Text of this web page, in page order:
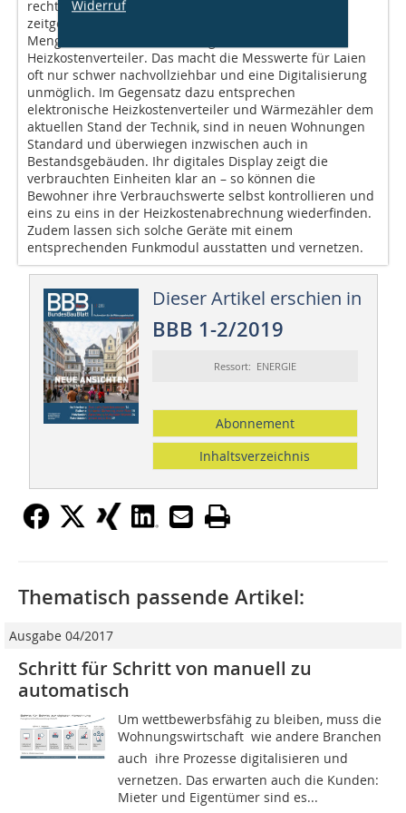
rechtlich noch zugelassen, aber längst nicht mehr
zeitgemäß. Sie messen den Verbrauch anhand der
Menge an verdunsteter Flüssigkeit im
Heizkostenverteiler. Das macht die Messwerte für Laien
oft nur schwer nachvollziehbar und eine Digitalisierung
unmöglich. Im Gegensatz dazu entsprechen
elektronische Heizkostenverteiler und Wärmezähler dem
aktuellen Stand der Technik, sind in neuen Wohnungen
Standard und überwiegen inzwischen auch in
Bestandsgebäuden. Ihr digitales Display zeigt die
verbrauchten Einheiten klar an – so können die
Bewohner ihre Verbrauchswerte selbst kontrollieren und
eins zu eins in der Heizkostenabrechnung wiederfinden.
Zudem lassen sich solche Geräte mit einem
entsprechenden Funkmodul ausstatten und vernetzen.
Dieser Artikel erschien in
BBB 1-2/2019
Ressort: ENERGIE
Abonnement
Inhaltsverzeichnis
Widerruf
Thematisch passende Artikel:
Ausgabe 04/2017
Schritt für Schritt von manuell zu
automatisch
Um wettbewerbsfähig zu bleiben, muss die
Wohnungswirtschaft  wie andere Branchen
auch  ihre Prozesse digitalisieren und
vernetzen. Das erwarten auch die Kunden:
Mieter und Eigentümer sind es...